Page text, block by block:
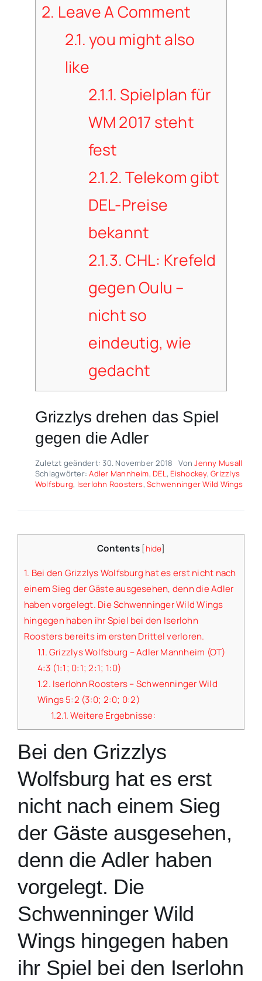
2. Leave A Comment
2.1.you might also
like
2.1.1. Spielplan für
WM 2017 steht
fest
2.1.2.Telekom gibt
DEL-Preise
bekannt
2.1.3.CHL: Krefeld
gegen Oulu –
nicht so
eindeutig, wie
gedacht
Grizzlys drehen das Spiel
gegen die Adler
Zuletzt geändert: 30. November 2018 VonJenny Musall
Schlagwörter:Adler Mannheim, DEL, Eishockey,Grizzlys
Wolfsburg, Iserlohn Roosters,Schwenninger Wild Wings
Contents [hide]
1. Bei den Grizzlys Wolfsburg hat es erst nicht nach
einem Sieg der Gäste ausgesehen, denn die Adler
haben vorgelegt. Die Schwenninger Wild Wings
hingegen haben ihr Spiel bei den Iserlohn
Roosters bereits im ersten Drittel verloren.
1.1.Grizzlys Wolfsburg – Adler Mannheim (OT)
4:3 (1:1; 0:1; 2:1; 1:0)
1.2. Iserlohn Roosters – Schwenninger Wild
Wings 5:2 (3:0; 2:0; 0:2)
1.2.1.Weitere Ergebnisse:
Bei den Grizzlys
Wolfsburg hat es erst
nicht nach einem Sieg
der Gäste ausgesehen,
denn die Adler haben
vorgelegt. Die
Schwenninger Wild
Wings hingegen haben
ihr Spiel bei den Iserlohn